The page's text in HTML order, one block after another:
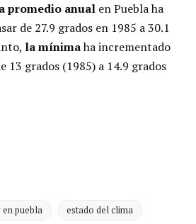
promedio anual en Puebla ha
de 27.9 grados en 1985 a 30.1
la mínimaha incrementado
13 grados (1985) a 14.9 grados
puebla estado del clima